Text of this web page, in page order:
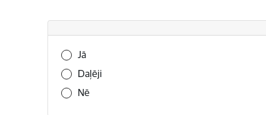
Vai šī informācija bija noderīga?
Jā
Daļēji
Nē